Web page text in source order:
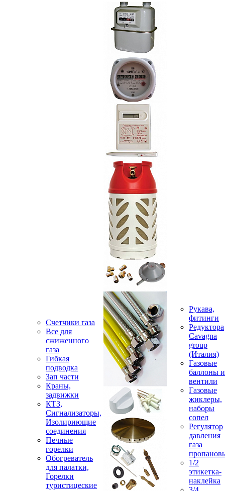
Счетчики газа
Все для
сжиженного
газа
Гибкая
подводка
Зап части
Краны,
задвижки
КТЗ,
Сигнализаторы,
Изолириющие
соединения
Печные
горелки
Обогреватель
для палатки,
Горелки
туристицеские
Рукава,
фитинги
Редуктора
Cavagna
group
(Италия)
Газовые
баллоны и
вентили
Газовые
жиклеры,
наборы
сопел
Регулятор
давления
газа
1/2
этикетка-
наклейка